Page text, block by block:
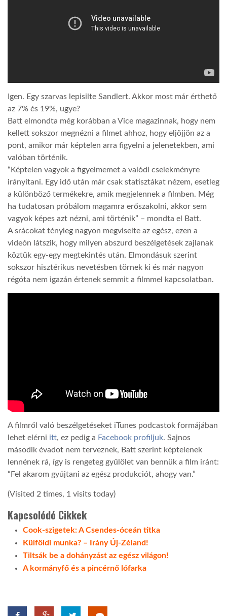
Igen. Egy szarvas lepisilte Sandlert. Akkor most már érthető
az 7% és 19%, ugye?
Batt elmondta még korábban a Vice magazinnak, hogy nem
kellett sokszor megnézni a filmet ahhoz, hogy eljöjjön az a
pont, amikor már képtelen arra figyelni a jelenetekben, ami
valóban történik.
“Képtelen vagyok a figyelmemet a valódi cselekményre
irányítani. Egy idő után már csak statisztákat nézem, esetleg
a különböző termékekre, amik megjelennek a filmben. Még
ha tudatosan próbálom magamra erőszakolni, akkor sem
vagyok képes azt nézni, ami történik” – mondta el Batt.
A srácokat tényleg nagyon megviselte az egész, ezen a
videón látszik, hogy milyen abszurd beszélgetések zajlanak
köztük egy-egy megtekintés után. Elmondásuk szerint
sokszor hisztérikus nevetésben törnek ki és már nagyon
régóta nem igazán értenek semmit a filmmel kapcsolatban.
A filmről való beszélgetéseket iTunes podcastok formájában
lehet elérni itt, ez pedig a Facebook profiljuk. Sajnos
második évadot nem terveznek, Batt szerint képtelenek
lennének rá, így is rengeteg gyűlölet van bennük a film iránt:
“Fel akarom gyújtani az egész produkciót, ahogy van.”
(Visited 2 times, 1 visits today)
Kapcsolódó Cikkek
Cook-szigetek: A Csendes-óceán titka
Külföldi munka? – Irány Új-Zéland!
Tiltsák be a dohányzást az egész világon!
A kormányfő és a pincérnő lófarka